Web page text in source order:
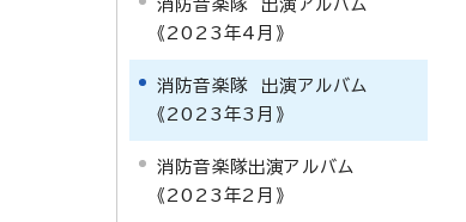
消防音楽隊 出演アルバム
《2023年4月》
消防音楽隊 出演アルバム
《2023年3月》
消防音楽隊出演アルバム
《2023年2月》